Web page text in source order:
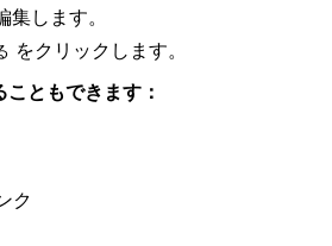
集します。
をクリックします。
ともできます：
ク